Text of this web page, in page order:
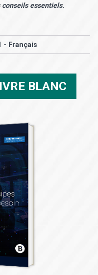
essentiels.
- Français
BLANC